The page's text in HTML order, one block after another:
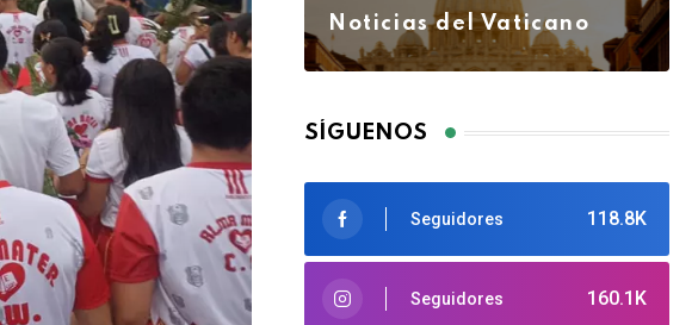
Noticias del Vaticano
SÍGUENOS
118.8K
Seguidores
160.1K
Seguidores